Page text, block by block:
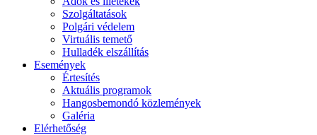
Szolgáltatások
Polgári védelem
Virtuális temető
Hulladék elszállítás
Események
Értesítés
Aktuális programok
Hangosbemondó közlemények
Galéria
Elérhetőség